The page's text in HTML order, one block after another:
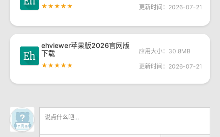
★★★★★
更新时间：2026-07-21
ehviewer苹果版2026官网版
下载
★★★★★
应用大小：30.8MB
更新时间：2026-07-21